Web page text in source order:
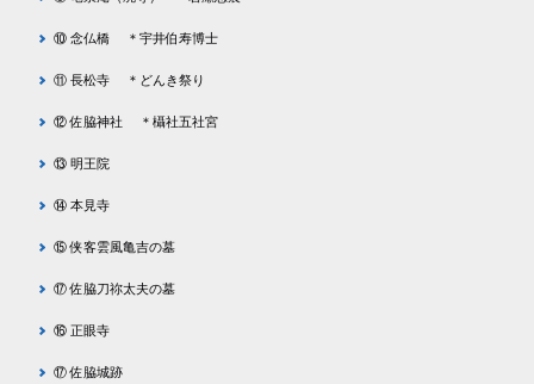
⑩ 念仏橋 ＊宇井伯寿博士
⑪ 長松寺 ＊どんき祭り
⑫ 佐脇神社 ＊欇社五社宮
⑬ 明王院
⑭ 本見寺
⑮ 侠客雲風亀吉の墓
⑰ 佐脇刀祢太夫の墓
⑯ 正眼寺
⑰ 佐脇城跡